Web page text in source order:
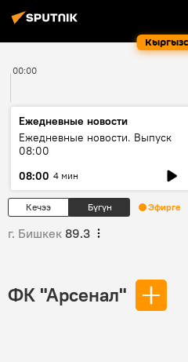
00:00
Ежедневные новости
Ежедневные новости. Выпуск
08:00
08:00 4 мин
Кечээ Бүгүн Эфирге
г. Бишкек 89.3
ФК "Арсенал"